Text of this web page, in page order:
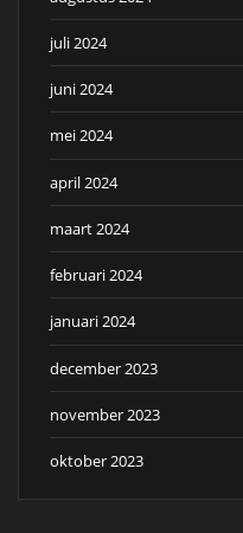
juli 2024
juni 2024
mei 2024
april 2024
maart 2024
februari 2024
januari 2024
december 2023
november 2023
oktober 2023